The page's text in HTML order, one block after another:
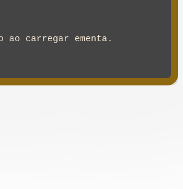
ao carregar ementa.